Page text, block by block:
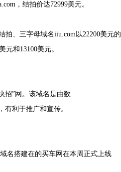
，结拍价达72999美元。
拍、三字母域名iiu.com以22200美元的
元和13100美元。
招”网。该域名是由数
有利于推广和宣传。
名搭建在的买车网在本周正式上线